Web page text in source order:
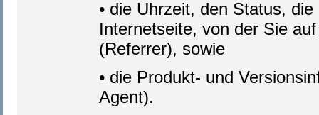
• die Uhrzeit, den Status,
Internetseite, von der Sie
(Referrer), sowie
• die Produkt- und
Agent).